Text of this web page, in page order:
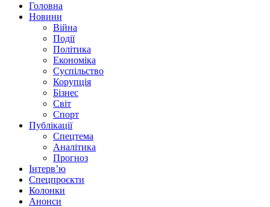
Головна
Новини
Війна
Події
Політика
Економіка
Суспільство
Корупція
Бізнес
Світ
Спорт
Публікації
Спецтема
Аналітика
Прогноз
Інтерв’ю
Спецпроєкти
Колонки
Анонси